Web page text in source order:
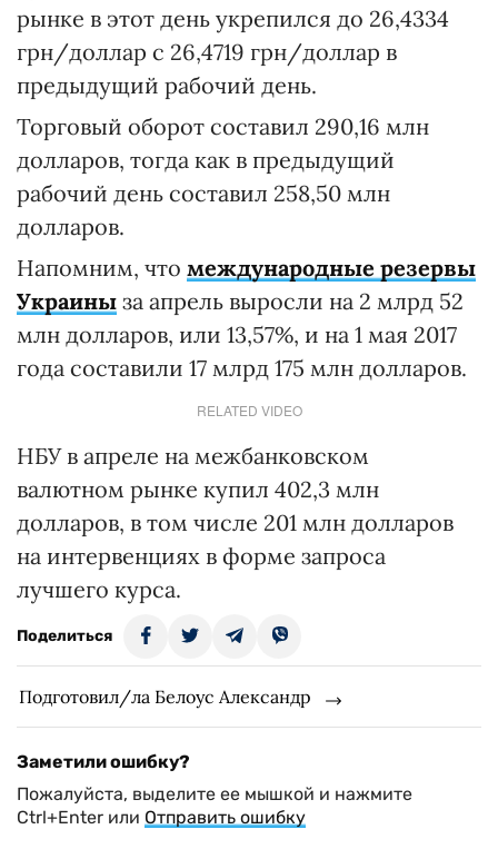
рынке в этот день укрепился до 26,4334
грн/доллар с 26,4719 грн/доллар в
предыдущий рабочий день.
Торговый оборот составил 290,16 млн
долларов, тогда как в предыдущий
рабочий день составил 258,50 млн
долларов.
Напомним, что международные резервы
Украины за апрель выросли на 2 млрд 52
млн долларов, или 13,57%, и на 1 мая 2017
года составили 17 млрд 175 млн долларов.
RELATED VIDEO
НБУ в апреле на межбанковском
валютном рынке купил 402,3 млн
долларов, в том числе 201 млн долларов
на интервенциях в форме запроса
лучшего курса.
Поделиться
Подготовил/ла Белоус Александр
Заметили ошибку?
Пожалуйста, выделите ее мышкой и нажмите
Ctrl+Enter или Отправить ошибку